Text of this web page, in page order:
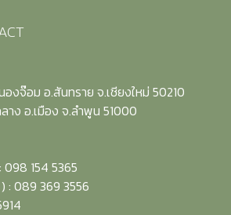
งจ๊อม อ.สันทราย จ.เชียงใหม่ 50210
าง อ.เมือง จ.ลำพูน 51000
154 5365
089 369 3556